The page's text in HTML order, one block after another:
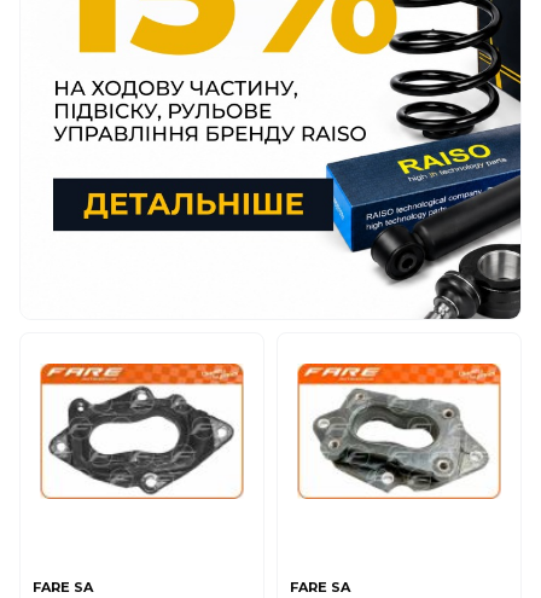
FARE SA FARE SA